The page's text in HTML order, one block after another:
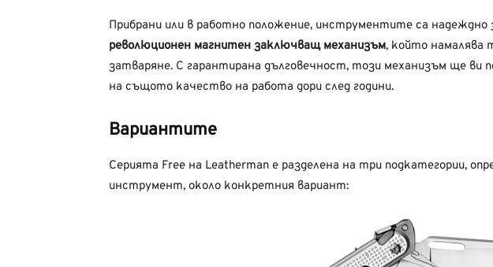
Прибрани или в работно положение, инструментите са
революционен магнитен заключващ механизъм, който намалява
затваряне. С гарантирана дълговечност, този механизъм ще ви
на същото качество на работа дори след години.
Вариантите
Серията Free на Leatherman е разделена на три подкатегории,
инструмент, около конкретния вариант: